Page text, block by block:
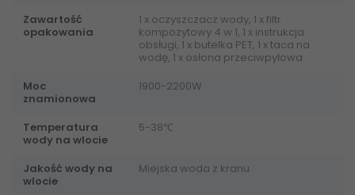
Zawartość
opakowania
1 x oczyszczacz wody, 1 x filtr
kompozytowy 4 w 1, 1 x instrukcja
obsługi, 1 x butelka PET, 1 x taca na
wodę, 1 x osłona przeciwpyłowa
Moc
znamionowa
1900-2200W
Temperatura
wody na wlocie
5-38℃
Jakość wody na
wlocie
Miejska woda z kranu